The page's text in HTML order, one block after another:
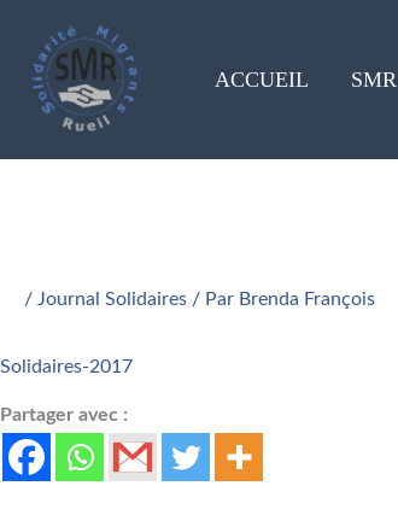
contenu
ACCUEIL SMR
/ Journal Solidaires / Par Brenda François
Solidaires-2017
Partager avec :